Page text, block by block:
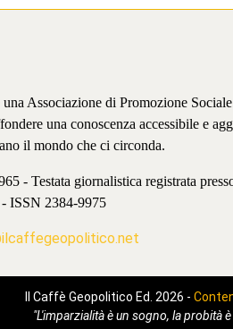
Associazione di Promozione
una conoscenza accessibile e
il mondo che ci circonda.
- Testata giornalistica registrata
ISSN 2384-9975
Il Caffè Geopolitico Ed. 2026 -
"L'imparzialità è un sogno, la probità